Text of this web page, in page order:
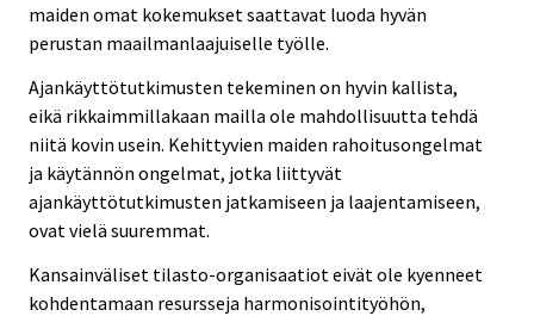
maiden omat kokemukset saattavat luoda hyvän
perustan maailmanlaajuiselle työlle.
Ajankäyttötutkimusten tekeminen on hyvin kallista,
eikä rikkaimmillakaan mailla ole mahdollisuutta tehdä
niitä kovin usein. Kehittyvien maiden rahoitusongelmat
ja käytännön ongelmat, jotka liittyvät
ajankäyttötutkimusten jatkamiseen ja laajentamiseen,
ovat vielä suuremmat.
Kansainväliset tilasto-organisaatiot eivät ole kyenneet
kohdentamaan resursseja harmonisointityöhön,